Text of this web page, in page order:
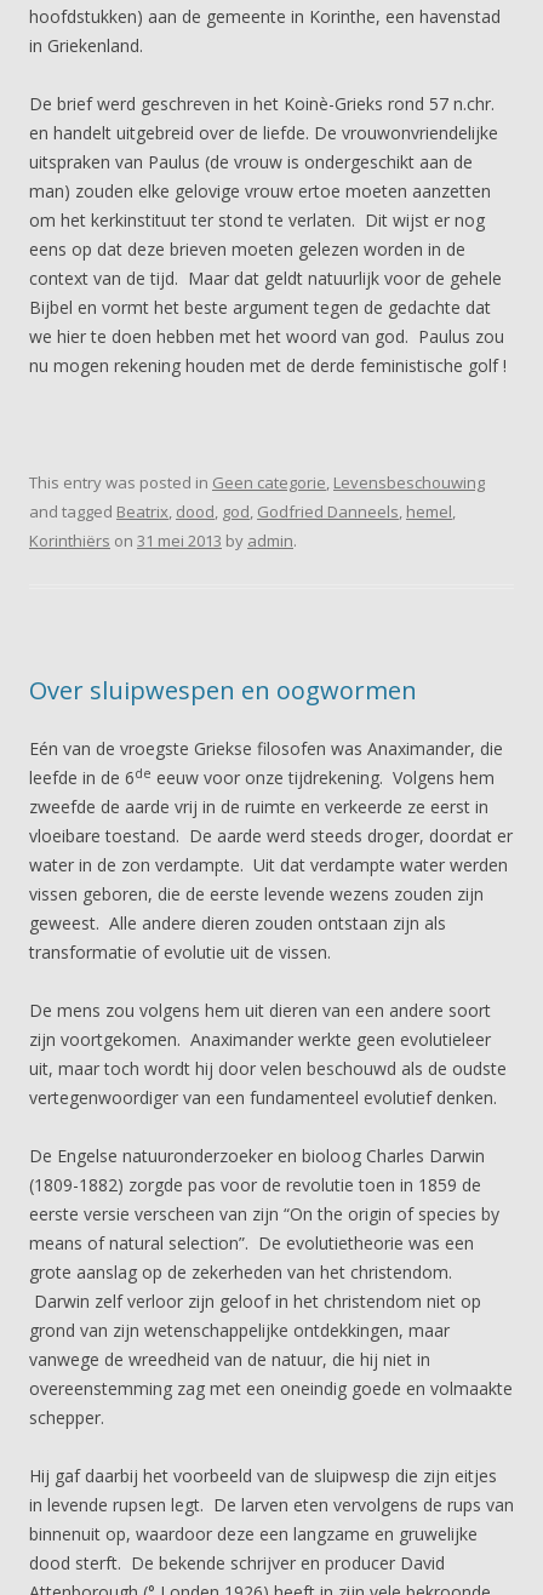
hoofdstukken) aan de gemeente in Korinthe, een havenstad
in Griekenland.
De brief werd geschreven in het Koinè-Grieks rond 57 n.chr.
en handelt uitgebreid over de liefde. De vrouwonvriendelijke
uitspraken van Paulus (de vrouw is ondergeschikt aan de
man) zouden elke gelovige vrouw ertoe moeten aanzetten
om het kerkinstituut ter stond te verlaten. Dit wijst er nog
eens op dat deze brieven moeten gelezen worden in de
context van de tijd. Maar dat geldt natuurlijk voor de gehele
Bijbel en vormt het beste argument tegen de gedachte dat
we hier te doen hebben met het woord van god. Paulus zou
nu mogen rekening houden met de derde feministische golf !
This entry was posted in Geen categorie, Levensbeschouwing
and tagged Beatrix, dood, god, Godfried Danneels, hemel,
Korinthiërs on 31 mei 2013 by admin.
Over sluipwespen en oogwormen
Eén van de vroegste Griekse filosofen was Anaximander, die
leefde in de 6de eeuw voor onze tijdrekening. Volgens hem
zweefde de aarde vrij in de ruimte en verkeerde ze eerst in
vloeibare toestand. De aarde werd steeds droger, doordat er
water in de zon verdampte. Uit dat verdampte water werden
vissen geboren, die de eerste levende wezens zouden zijn
geweest. Alle andere dieren zouden ontstaan zijn als
transformatie of evolutie uit de vissen.
De mens zou volgens hem uit dieren van een andere soort
zijn voortgekomen. Anaximander werkte geen evolutieleer
uit, maar toch wordt hij door velen beschouwd als de oudste
vertegenwoordiger van een fundamenteel evolutief denken.
De Engelse natuuronderzoeker en bioloog Charles Darwin
(1809-1882) zorgde pas voor de revolutie toen in 1859 de
eerste versie verscheen van zijn “On the origin of species by
means of natural selection”. De evolutietheorie was een
grote aanslag op de zekerheden van het christendom.
Darwin zelf verloor zijn geloof in het christendom niet op
grond van zijn wetenschappelijke ontdekkingen, maar
vanwege de wreedheid van de natuur, die hij niet in
overeenstemming zag met een oneindig goede en volmaakte
schepper.
Hij gaf daarbij het voorbeeld van de sluipwesp die zijn eitjes
in levende rupsen legt. De larven eten vervolgens de rups van
binnenuit op, waardoor deze een langzame en gruwelijke
dood sterft. De bekende schrijver en producer David